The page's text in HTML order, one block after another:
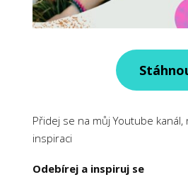
Přidej se na můj Youtube
inspiraci
Odebírej a inspiruj se